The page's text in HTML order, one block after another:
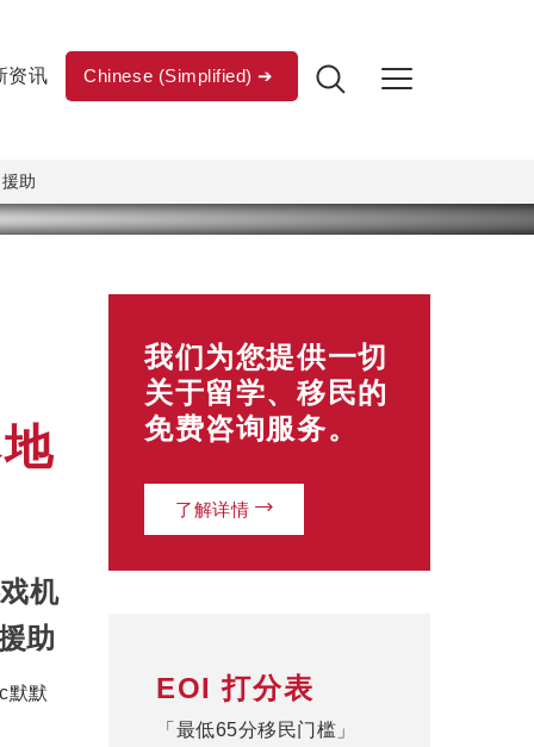
资讯 Chinese (Simplified)
助
我们为您提供一切
关于留学、移民的
免费咨询服务。
了解详情
EOI 打分表
「最低65分移民门槛」